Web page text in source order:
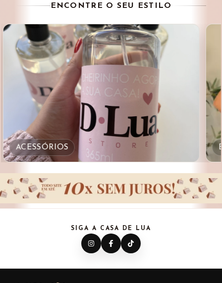
ENCONTRE O SEU ESTILO
ACESSÓRIOS
SIGA A CASA DE LUA